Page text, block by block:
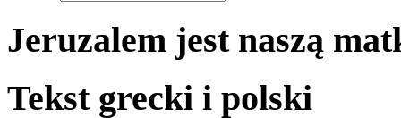
Jeruzalem jest naszą
Tekst grecki i polski